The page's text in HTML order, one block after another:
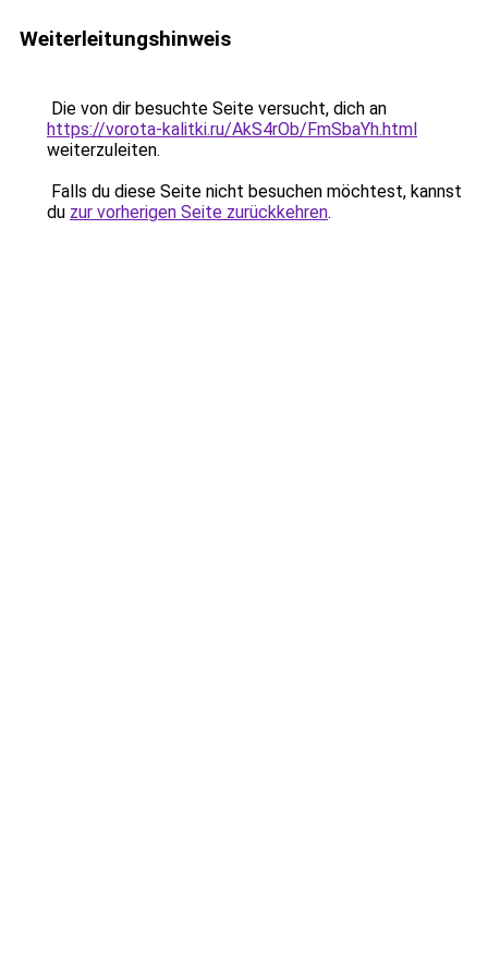
Weiterleitungshinweis
Die von dir besuchte Seite versucht, dich an
https://vorota-kalitki.ru/AkS4rOb/FmSbaYh.html
weiterzuleiten.
Falls du diese Seite nicht besuchen möchtest, kannst
du zur vorherigen Seite zurückkehren.